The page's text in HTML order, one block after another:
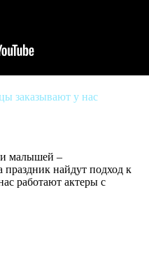
заказывают у нас
малышей –
найдут подход к
работают актеры с